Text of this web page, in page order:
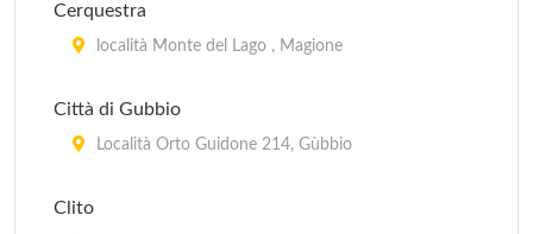
Cerquestra
località Monte del Lago , Magione
Città di Gubbio
Località Orto Guidone 214, Gùbbio
Clito